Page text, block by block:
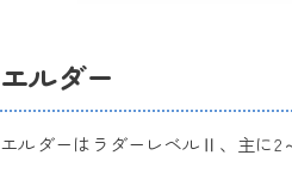
エルダー
エルダーはラダーレベルⅡ、主に2